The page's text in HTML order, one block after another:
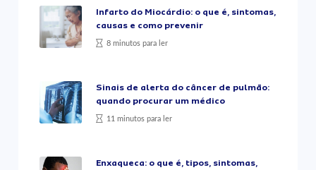
Infarto do Miocárdio: o que é, sintomas,
causas e como prevenir
8 minutos para ler
Sinais de alerta do câncer de pulmão:
quando procurar um médico
11 minutos para ler
Enxaqueca: o que é, tipos, sintomas,